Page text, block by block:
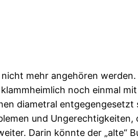
mehr angehören
noch einmal
diametral entgegengesetzt
und Ungerechtigkeiten,
Darin könnte der „alte“